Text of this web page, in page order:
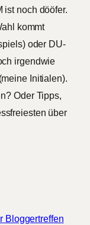
ist noch dööfer.
kommt
oder DU-
irgendwie
Initialen).
Oder Tipps,
über
Bloggertreffen